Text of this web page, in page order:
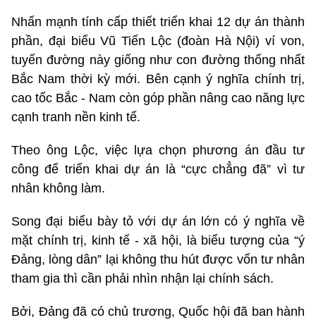
Nhấn mạnh tính cấp thiết triển khai 12 dự án thành
phần, đại biểu Vũ Tiến Lộc (đoàn Hà Nội) ví von,
tuyến đường này giống như con đường thống nhất
Bắc Nam thời kỳ mới. Bên cạnh ý nghĩa chính trị,
cao tốc Bắc - Nam còn góp phần nâng cao năng lực
cạnh tranh nền kinh tế.
Theo ông Lộc, việc lựa chọn phương án đầu tư
công để triển khai dự án là “cực chẳng đã” vì tư
nhân không làm.
Song đại biểu bày tỏ với dự án lớn có ý nghĩa về
mặt chính trị, kinh tế - xã hội, là biểu tượng của “ý
Đảng, lòng dân” lại không thu hút được vốn tư nhân
tham gia thì cần phải nhìn nhận lại chính sách.
Bởi, Đảng đã có chủ trương, Quốc hội đã ban hành